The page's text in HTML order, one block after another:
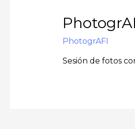
PhotogrAFI
Sesión de fotos